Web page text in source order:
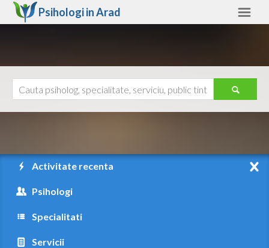
Psihologi inArad
Arad
Ajutor
Activitate recenta
Psihologi
Specialitati
Servicii